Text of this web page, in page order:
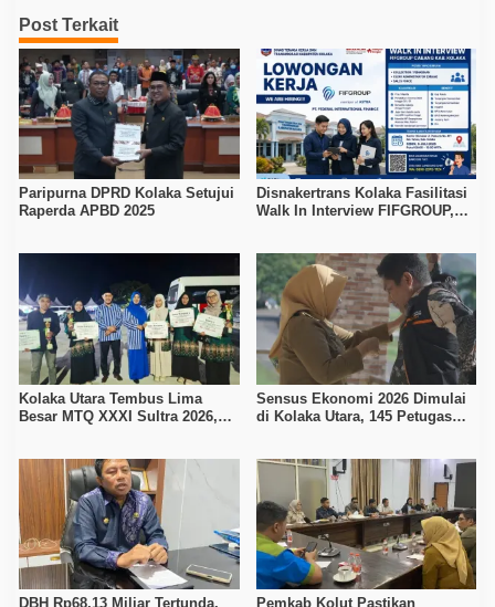
Post Terkait
Paripurna DPRD Kolaka Setujui
Raperda APBD 2025
Disnakertrans Kolaka Fasilitasi
Walk In Interview FIFGROUP,
Kolaka Utara Tembus Lima
Besar MTQ XXXI Sultra 2026,
Sensus Ekonomi 2026 Dimulai
di Kolaka Utara, 145 Petugas
DBH Rp68,13 Miliar Tertunda,
Pemkab Kolut Pastikan